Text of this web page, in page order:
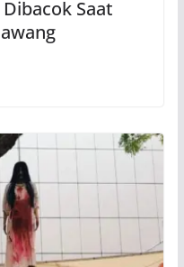
Saat